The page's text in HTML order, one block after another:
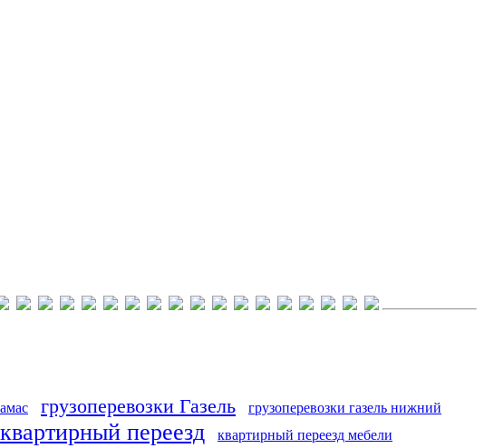
грузоперевозки Газель
грузоперевозки газель нижний
квартирный переезд квартирный переезд мебели